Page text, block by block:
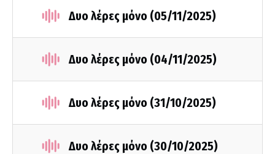
Δυο λέρες μόνο (05/11/2025)
Δυο λέρες μόνο (04/11/2025)
Δυο λέρες μόνο (31/10/2025)
Δυο λέρες μόνο (30/10/2025)